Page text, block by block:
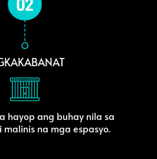
hayop ang buhay nila sa
malinis na mga espasyo.